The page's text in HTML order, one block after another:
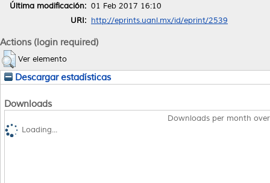
Última modificación: 01 Feb 2017 16:10
URI: http://eprints.uanl.mx/id/eprint/2539
Actions (login required)
Ver elemento
Descargar estadísticas
Downloads
Downloads per month
Loading...